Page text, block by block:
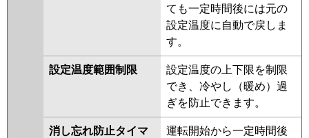
ても一定時間後には元の
設定温度に自動で戻しま
す。
設定温度範囲制限
設定温度の上下限を制限
でき、冷やし（暖め）過
ぎを防止できます。
消し忘れ防止タイマ
運転開始から一定時間後